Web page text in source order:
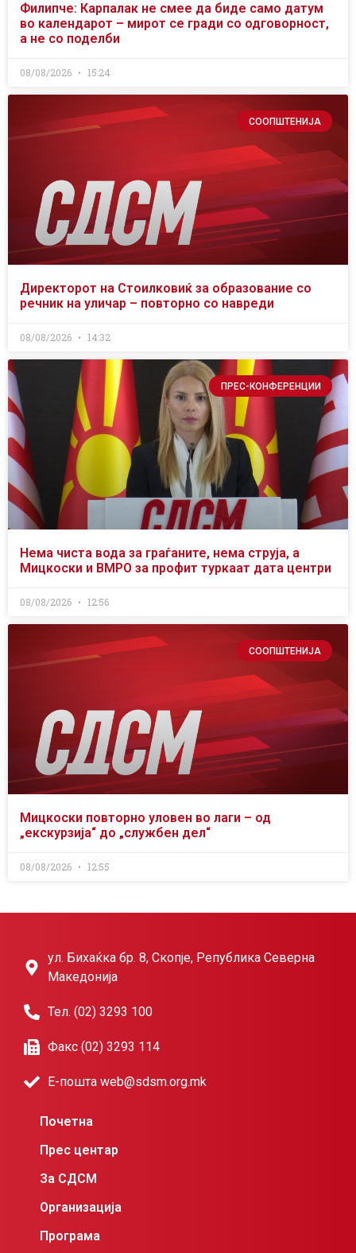
Филипче: Карпалак не смее да биде само датум
во календарот – мирот се гради со одговорност,
а не со поделби
08/08/2026 15:24
СООПШТЕНИЈА
Директорот на Стоилковиќ за образование со
речник на уличар – повторно со навреди
08/08/2026 14:32
ПРЕС-КОНФЕРЕНЦИИ
Нема чиста вода за граѓаните, нема струја, а
Мицкоски и ВМРО за профит туркаат дата центри
08/08/2026 12:56
СООПШТЕНИЈА
Мицкоски повторно уловен во лаги – од
„екскурзија“ до „службен дел“
08/08/2026 12:55
ул. Бихаќка бр. 8, Скопје, Република Северна
Македонија
Тел. (02) 3293 100
Факс (02) 3293 114
Е-пошта web@sdsm.org.mk
Почетна
Прес центар
За СДСМ
Организација
Програма